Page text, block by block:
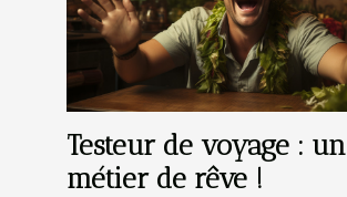
Testeur de voyage : un
métier de rêve !